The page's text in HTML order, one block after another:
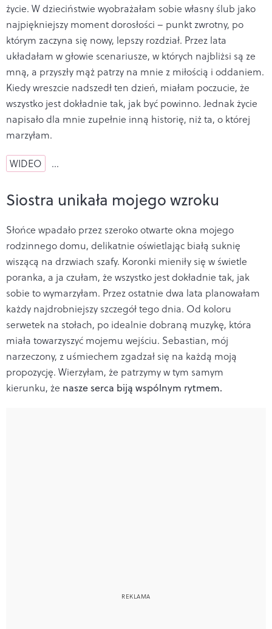
życie. W dzieciństwie wyobrażałam sobie własny ślub jako
najpiękniejszy moment dorosłości – punkt zwrotny, po
którym zaczyna się nowy, lepszy rozdział. Przez lata
układałam w głowie scenariusze, w których najbliżsi są ze
mną, a przyszły mąż patrzy na mnie z miłością i oddaniem.
Kiedy wreszcie nadszedł ten dzień, miałam poczucie, że
wszystko jest dokładnie tak, jak być powinno. Jednak życie
napisało dla mnie zupełnie inną historię, niż ta, o której
marzyłam.
WIDEO …
Siostra unikała mojego wzroku
Słońce wpadało przez szeroko otwarte okna mojego
rodzinnego domu, delikatnie oświetlając białą suknię
wiszącą na drzwiach szafy. Koronki mieniły się w świetle
poranka, a ja czułam, że wszystko jest dokładnie tak, jak
sobie to wymarzyłam. Przez ostatnie dwa lata planowałam
każdy najdrobniejszy szczegół tego dnia. Od koloru
serwetek na stołach, po idealnie dobraną muzykę, która
miała towarzyszyć mojemu wejściu. Sebastian, mój
narzeczony, z uśmiechem zgadzał się na każdą moją
propozycję. Wierzyłam, że patrzymy w tym samym
kierunku, że nasze serca biją wspólnym rytmem.